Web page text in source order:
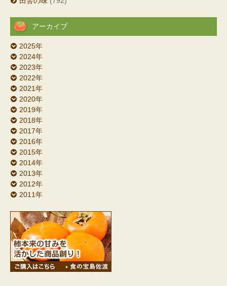
アーカイブ
2025年
2024年
2023年
2022年
2021年
2020年
2019年
2018年
2017年
2016年
2015年
2014年
2013年
2012年
2011年